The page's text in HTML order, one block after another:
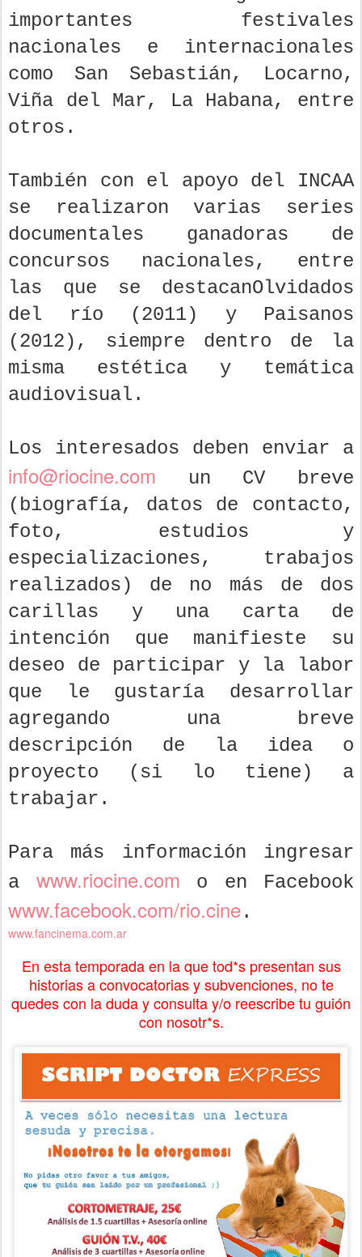
importantes festivales
nacionales e internacionales
como San Sebastián, Locarno,
Viña del Mar, La Habana, entre
otros.
También con el apoyo del INCAA
se realizaron varias series
documentales ganadoras de
concursos nacionales, entre
las que se destacanOlvidados
del río (2011) y Paisanos
(2012), siempre dentro de la
misma estética y temática
audiovisual.
Los interesados deben enviar a
info@riocine.com un CV breve
(biografía, datos de contacto,
foto, estudios y
especializaciones, trabajos
realizados) de no más de dos
carillas y una carta de
intención que manifieste su
deseo de participar y la labor
que le gustaría desarrollar
agregando una breve
descripción de la idea o
proyecto (si lo tiene) a
trabajar.
Para más información ingresar
a www.riocine.com o en Facebook
www.facebook.com/rio.cine.
www.fancinema.com.ar
En esta temporada en la que tod*s presentan sus
historias a convocatorias y subvenciones, no te
quedes con la duda y consulta y/o reescribe tu guión
con nosotr*s.